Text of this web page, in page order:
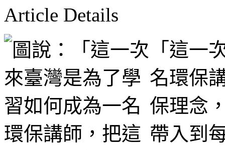
Article Details
「這一
名環保
保理念
帶入到